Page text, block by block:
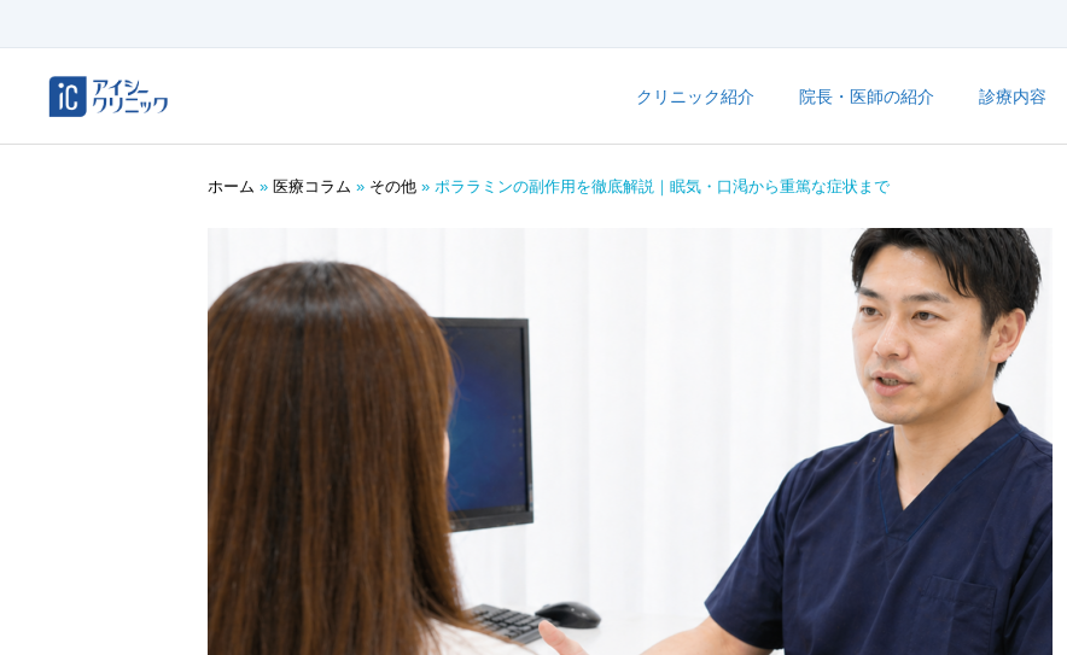
クリニック紹介 院長・医師の紹介 診療内容
ホーム » 医療コラム » その他 » ポララミンの副作用を徹底解説｜眠気・口渇から重篤な症状まで